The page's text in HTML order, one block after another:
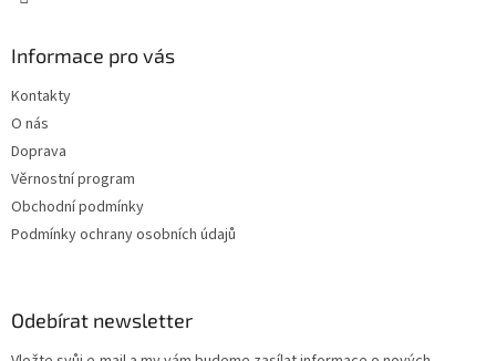
Informace pro vás
Kontakty
O nás
Doprava
Věrnostní program
Obchodní podmínky
Podmínky ochrany osobních údajů
Odebírat newsletter